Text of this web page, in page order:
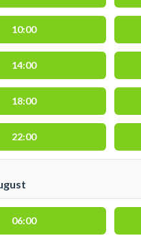
10:00
14:00
18:00
22:00
06:00